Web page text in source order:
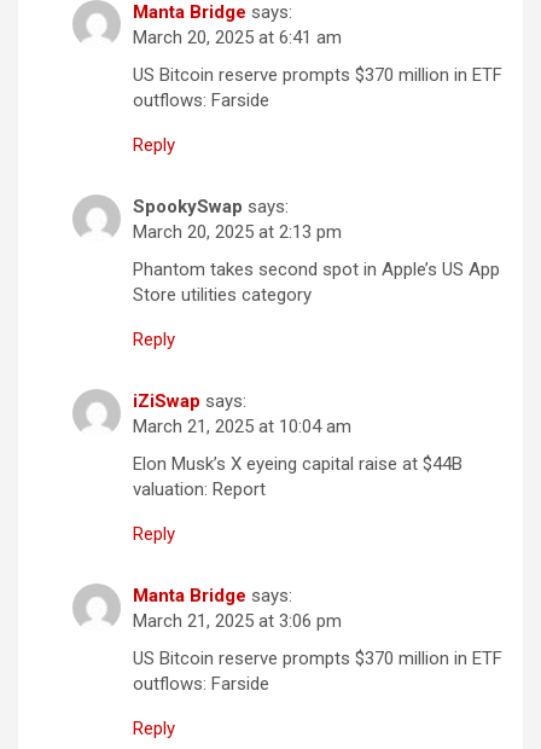
Manta Bridge says:
March 20, 2025 at 6:41 am
US Bitcoin reserve prompts $370 million in ETF
outflows: Farside
Reply
SpookySwap says:
March 20, 2025 at 2:13 pm
Phantom takes second spot in Apple’s US App
Store utilities category
Reply
iZiSwap says:
March 21, 2025 at 10:04 am
Elon Musk’s X eyeing capital raise at $44B
valuation: Report
Reply
Manta Bridge says:
March 21, 2025 at 3:06 pm
US Bitcoin reserve prompts $370 million in ETF
outflows: Farside
Reply